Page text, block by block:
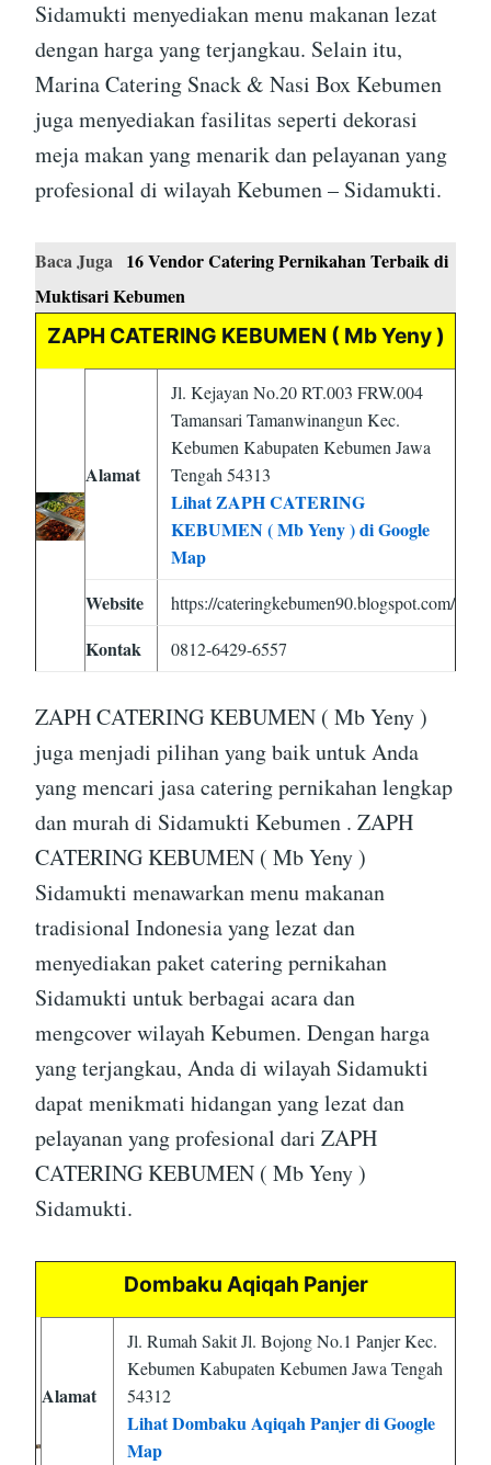
Sidamukti menyediakan menu makanan lezat
dengan harga yang terjangkau. Selain itu,
Marina Catering Snack & Nasi Box Kebumen
juga menyediakan fasilitas seperti dekorasi
meja makan yang menarik dan pelayanan yang
profesional di wilayah Kebumen – Sidamukti.
Baca Juga
16 Vendor Catering Pernikahan Terbaik di
Muktisari Kebumen
ZAPH CATERING KEBUMEN ( Mb Yeny )
Alamat
Jl. Kejayan No.20 RT.003 FRW.004
Tamansari Tamanwinangun Kec.
Kebumen Kabupaten Kebumen Jawa
Tengah 54313
Lihat ZAPH CATERING
KEBUMEN ( Mb Yeny ) di Google
Map
Website
https://cateringkebumen90.blogspot.com/
Kontak 0812-6429-6557
ZAPH CATERING KEBUMEN ( Mb Yeny )
juga menjadi pilihan yang baik untuk Anda
yang mencari jasa catering pernikahan lengkap
dan murah di Sidamukti Kebumen . ZAPH
CATERING KEBUMEN ( Mb Yeny )
Sidamukti menawarkan menu makanan
tradisional Indonesia yang lezat dan
menyediakan paket catering pernikahan
Sidamukti untuk berbagai acara dan
mengcover wilayah Kebumen. Dengan harga
yang terjangkau, Anda di wilayah Sidamukti
dapat menikmati hidangan yang lezat dan
pelayanan yang profesional dari ZAPH
CATERING KEBUMEN ( Mb Yeny )
Sidamukti.
Dombaku Aqiqah Panjer
Alamat
Jl. Rumah Sakit Jl. Bojong No.1 Panjer Kec.
Kebumen Kabupaten Kebumen Jawa Tengah
54312
Lihat Dombaku Aqiqah Panjer di Google
Map